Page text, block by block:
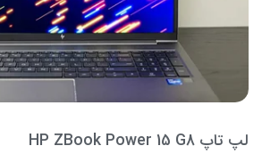
لپ تاپ HP ZBook Power 15 G8